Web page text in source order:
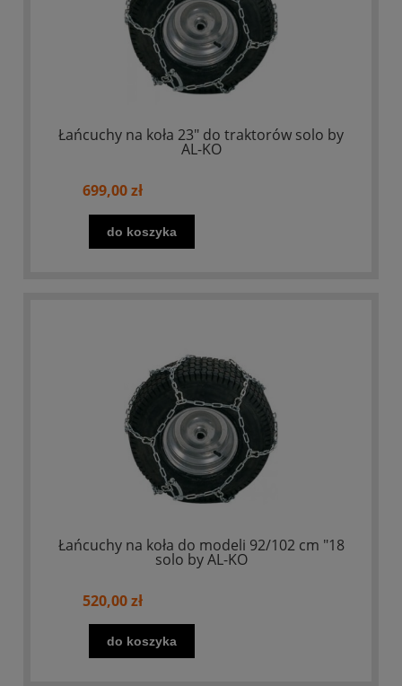
Łańcuchy na koła 23" do traktorów solo by
AL-KO
699,00 zł
do koszyka
Łańcuchy na koła do modeli 92/102 cm "18
solo by AL-KO
520,00 zł
do koszyka